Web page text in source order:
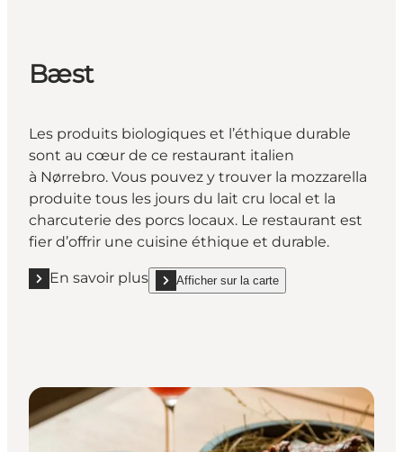
Bæst
Les produits biologiques et l’éthique durable
sont au cœur de ce restaurant italien
à Nørrebro. Vous pouvez y trouver la mozzarella
produite tous les jours du lait cru local et la
charcuterie des porcs locaux. Le restaurant est
fier d’offrir une cuisine éthique et durable.
En savoir plus
En savoir plus "Bæst"Afficher sur la carte
show Bæst on_map